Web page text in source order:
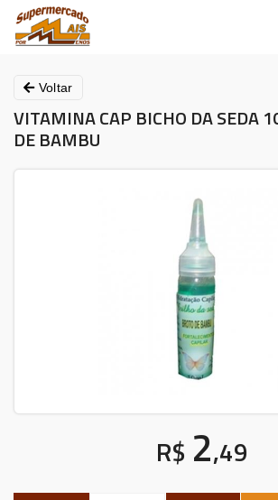
Voltar
VITAMINA CAP BICHO DA SEDA
DE BAMBU
R$ 2,49